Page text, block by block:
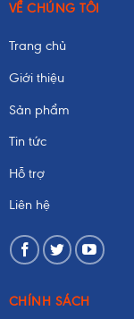
VỀ CHÚNG TÔI
Trang chủ
Giới thiệu
Sản phẩm
Tin tức
Hỗ trợ
Liên hệ
CHÍNH SÁCH